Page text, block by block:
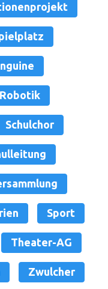
Robotik
Schulchor
Sport
Theater-AG
Zwulcher